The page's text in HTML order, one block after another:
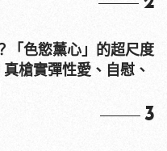
「色慾薰心」的超尺度
槍實彈性愛、自慰、
3